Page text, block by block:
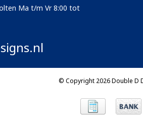
Ma t/m Vr 8:00 tot
© Copyright 2026 Double D